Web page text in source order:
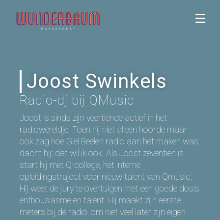
Joost Swinkels
Radio-dj bij QMusic
Joost is sinds zijn veertiende actief in het
radiowereldje. Toen hij niet alleen hoorde maar
ook zag hoe Giel Beelen radio aan het maken was,
dacht hij: dat wil ik ook. Als Joost zeventien is
start hij met Q-college, het interne
opleidingstraject voor nieuw talent van Qmusic.
Hij weet de jury te overtuigen met een goede dosis
enthousiasme en talent. Hij maakt zijn eerste
meters bij de radio, om niet veel later zijn eigen